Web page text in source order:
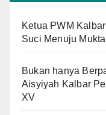
Ketua PWM
Suci Menuju
Bukan hanya
Aisyiyah Kalbar
XV